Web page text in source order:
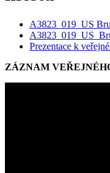
A3823_019_US
Prezentace k
ZÁZNAM